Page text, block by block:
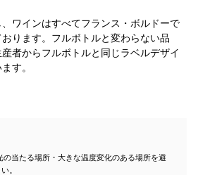
ワインはすべてフランス・ボルドーで
ります。フルボトルと変わらない品
者からフルボトルと同じラベルデザイ
す。
当たる場所・大きな温度変化のある場所を避
。